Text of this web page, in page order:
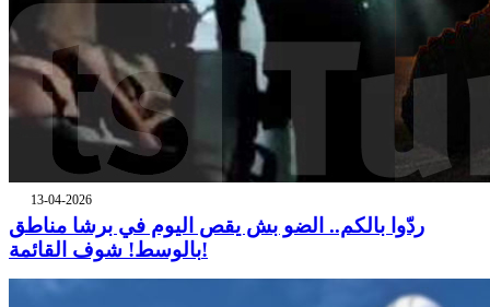
13-04-2026
ردّوا بالكم.. الضو بش يقص اليوم في برشا مناطق
بالوسط! شوف القائمة!